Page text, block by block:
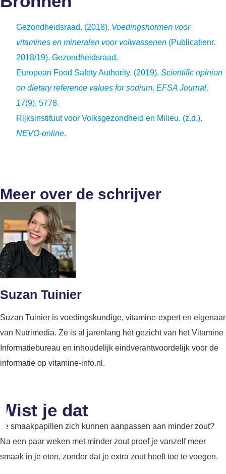
Gezondheidsraad. (2018). Voedingsnormen voor
vitamines en mineralen voor volwassenen (Publicatienr.
2018/19). Gezondheidsraad.
European Food Safety Authority. (2019). Scientific opinion
on dietary reference values for sodium. EFSA Journal,
17(9), 5778.
Rijksinstituut voor Volksgezondheid en Milieu. (z.d.).
NEVO-online.
Meer over de schrijver
Suzan Tuinier
Suzan Tuinier is voedingskundige, vitamine-expert en eigenaar
van Nutrimedia. Ze is al jarenlang hét gezicht van het Vitamine
Informatiebureau en inhoudelijk eindverantwoordelijk voor de
informatie op vitamine-info.nl.
Wist je dat
Je smaakpapillen zich kunnen aanpassen aan minder zout?
Na een paar weken met minder zout proef je vanzelf meer
smaak in je eten, zonder dat je extra zout hoeft toe te voegen.